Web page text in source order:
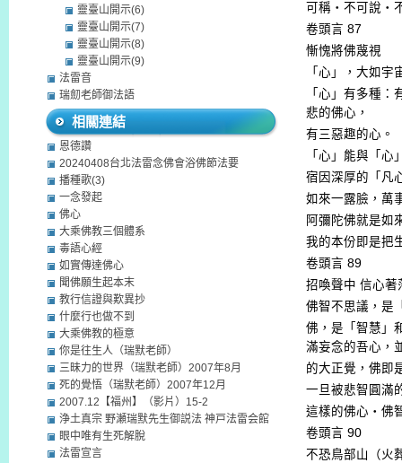
可稱‧不可說‧
卷頭言 87
慚愧將佛蔑視
「心」，大如宇
「心」有多種
悲的佛心，
有三惡趣的心。
「心」能與「
宿因深厚的「凡
如來一露臉，萬
阿彌陀佛就是如
我的本份即是把
卷頭言 89
招喚聲中 信心著
佛智不思議，是
佛，是「智慧」
滿妄念的吾心，
的大正覺，佛即
一旦被悲智圓滿
這樣的佛心‧佛
卷頭言 90
不恐鳥部山（火
靈臺山開示(6)
靈臺山開示(7)
靈臺山開示(8)
靈臺山開示(9)
法雷音
瑞劎老師御法語
相關連結
恩德讚
20240408台北法雷念佛會浴佛節法要
播種歌(3)
一念發起
佛心
大乘佛教三個體系
毒語心經
如實傳達佛心
聞佛願生起本末
教行信證與歎異抄
什麼行也做不到
大乘佛教的極意
你是往生人（瑞默老師）
三昧力的世界（瑞默老師）2007年8月
死的覺悟（瑞默老師）2007年12月
2007.12【福州】（影片）15-2
浄土真宗 野瀬瑞默先生御説法 神戸法雷会館
眼中唯有生死解脫
法雷宣言